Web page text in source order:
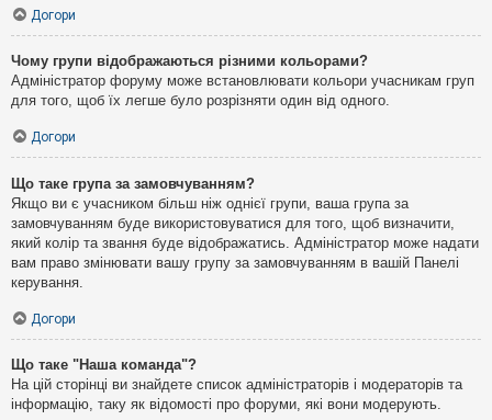
Догори
Чому групи відображаються різними кольорами?
Адміністратор форуму може встановлювати кольори учасникам груп
для того, щоб їх легше було розрізняти один від одного.
Догори
Що таке група за замовчуванням?
Якщо ви є учасником більш ніж однієї групи, ваша група за
замовчуванням буде використовуватися для того, щоб визначити,
який колір та звання буде відображатись. Адміністратор може надати
вам право змінювати вашу групу за замовчуванням в вашій Панелі
керування.
Догори
Що таке "Наша команда"?
На цій сторінці ви знайдете список адміністраторів і модераторів та
інформацію, таку як відомості про форуми, які вони модерують.